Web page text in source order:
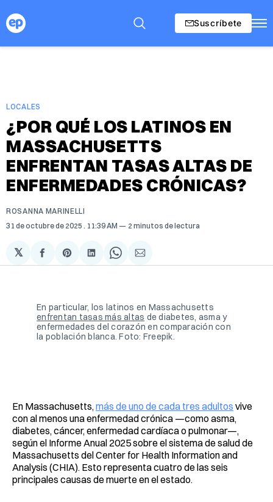
Suscríbete
LOCALES
¿POR QUÉ LOS LATINOS EN
MASSACHUSETTS
ENFRENTAN TASAS ALTAS DE
ENFERMEDADES CRÓNICAS?
ROSANNA MARINELLI
31 de octubre de 2025 . 11:39 AM 2 minutos de lectura
𝕏
Compartir
en
Share
on
Compartir
en
Share
on
Compartir
via
enfrentan tasas más altas de diabetes, asma y
enfermedades del corazón en comparación con
la población blanca. Foto: Freepik.
En Massachusetts, más de uno de cada tres adultos vive
con al menos una enfermedad crónica —como asma,
diabetes, cáncer, enfermedad cardíaca o pulmonar—,
segúnel Informe Anual 2025 sobre el sistema de salud de
Massachusetts del Center for Health Information and
Analysis (CHIA). Esto representa cuatro de las seis
principales causas de muerte en el estado.